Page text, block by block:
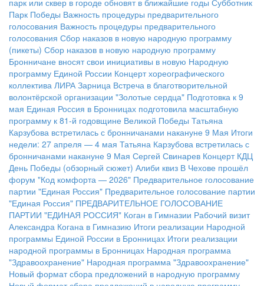
парк или сквер в городе обновят в ближайшие годы Субботник
Парк Победы Важность процедуры предварительного
голосования Важность процедуры предварительного
голосования Сбор наказов в новую народную программу
(пикеты) Сбор наказов в новую народную программу
Бронничане вносят свои инициативы в новую Народную
программу Единой России Концерт хореографического
коллектива ЛИРА Зарница Встреча в благотворительной
волонтёрской организации "Золотые сердца" Подготовка к 9
мая Единая Россия в Бронницах подготовила масштабную
программу к 81-й годовщине Великой Победы Татьяна
Карзубова встретилась с бронничанами накануне 9 Мая Итоги
недели: 27 апреля — 4 мая Татьяна Карзубова встретилась с
бронничанами накануне 9 Мая Сергей Свинарев Концерт КДЦ
День Победы (обзорный сюжет) Алиби квиз В Чехове прошёл
форум "Код комфорта — 2026" Предварительное голосование
партии "Единая Россия" Предварительное голосование партии
"Единая Россия" ПРЕДВАРИТЕЛЬНОЕ ГОЛОСОВАНИЕ
ПАРТИИ "ЕДИНАЯ РОССИЯ" Коган в Гимназии Рабочий визит
Александра Когана в Гимназию Итоги реализации Народной
программы Единой России в Бронницах Итоги реализации
народной программы в Бронницах Народная программа
"Здравоохранение" Народная программа "Здравоохранение"
Новый формат сбора предложений в народную программу